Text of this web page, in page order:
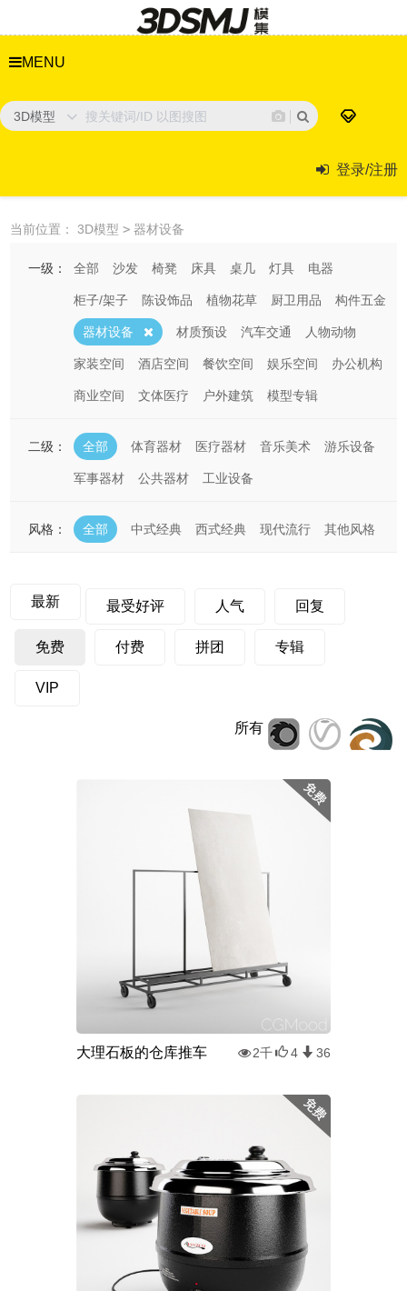
MENU
3D模型
登录/注册
当前位置： 3D模型 > 器材设备
一级： 全部 沙发 椅凳 床具 桌几 灯具 电器
柜子/架子 陈设饰品 植物花草 厨卫用品 构件五金
器材设备 材质预设 汽车交通 人物动物
家装空间 酒店空间 餐饮空间 娱乐空间 办公机构
商业空间 文体医疗 户外建筑 模型专辑
二级： 全部 体育器材 医疗器材 音乐美术 游乐设备
军事器材 公共器材 工业设备
风格： 全部 中式经典 西式经典 现代流行 其他风格
最新 最受好评 人气 回复
免费 付费 拼团 专辑
VIP
所有
大理石板的仓库推车 2千 4 36